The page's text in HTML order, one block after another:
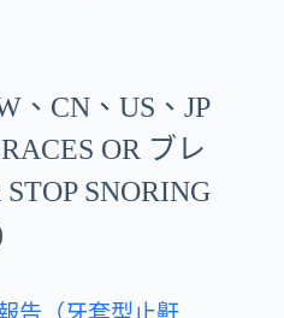
、CN、US、JP
OR ブレ
SNORING